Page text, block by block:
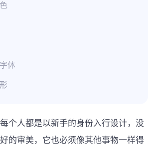
体
个人都是以新手的身份入行设计，没
的审美，它也必须像其他事物一样得